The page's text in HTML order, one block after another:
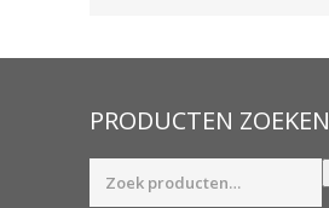
PRODUCTEN ZOEKEN
Zoeken